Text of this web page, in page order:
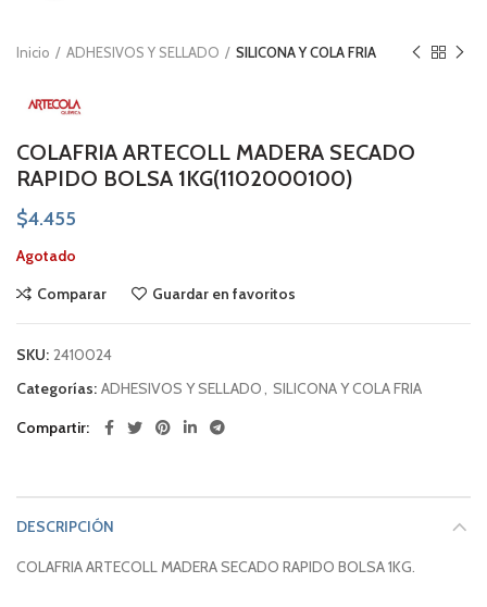
Inicio ADHESIVOS Y SELLADO SILICONA Y COLA FRIA
COLAFRIA ARTECOLL MADERA SECADO
RAPIDO BOLSA 1KG(1102000100)
$4.455
Agotado
Comparar
Guardar en favoritos
SKU: 2410024
Categorías: ADHESIVOS Y SELLADO, SILICONA Y COLA FRIA
Compartir
DESCRIPCIÓN
COLAFRIA ARTECOLL MADERA SECADO RAPIDO BOLSA 1KG.